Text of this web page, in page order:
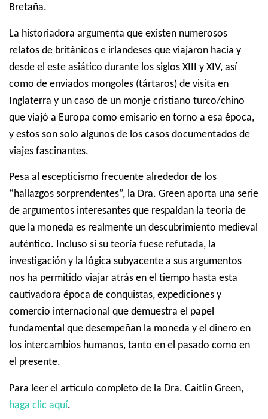
Bretaña.
La historiadora argumenta que existen numerosos
relatos de británicos e irlandeses que viajaron hacia y
desde el este asiático durante los siglos XIII y XIV, así
como de enviados mongoles (tártaros) de visita en
Inglaterra y un caso de un monje cristiano turco/chino
que viajó a Europa como emisario en torno a esa época,
y estos son solo algunos de los casos documentados de
viajes fascinantes.
Pesa al escepticismo frecuente alrededor de los
“hallazgos sorprendentes”, la Dra. Green aporta una serie
de argumentos interesantes que respaldan la teoría de
que la moneda es realmente un descubrimiento medieval
auténtico. Incluso si su teoría fuese refutada, la
investigación y la lógica subyacente a sus argumentos
nos ha permitido viajar atrás en el tiempo hasta esta
cautivadora época de conquistas, expediciones y
comercio internacional que demuestra el papel
fundamental que desempeñan la moneda y el dinero en
los intercambios humanos, tanto en el pasado como en
el presente.
Para leer el artículo completo de la Dra. Caitlin Green,
haga clic aquí.